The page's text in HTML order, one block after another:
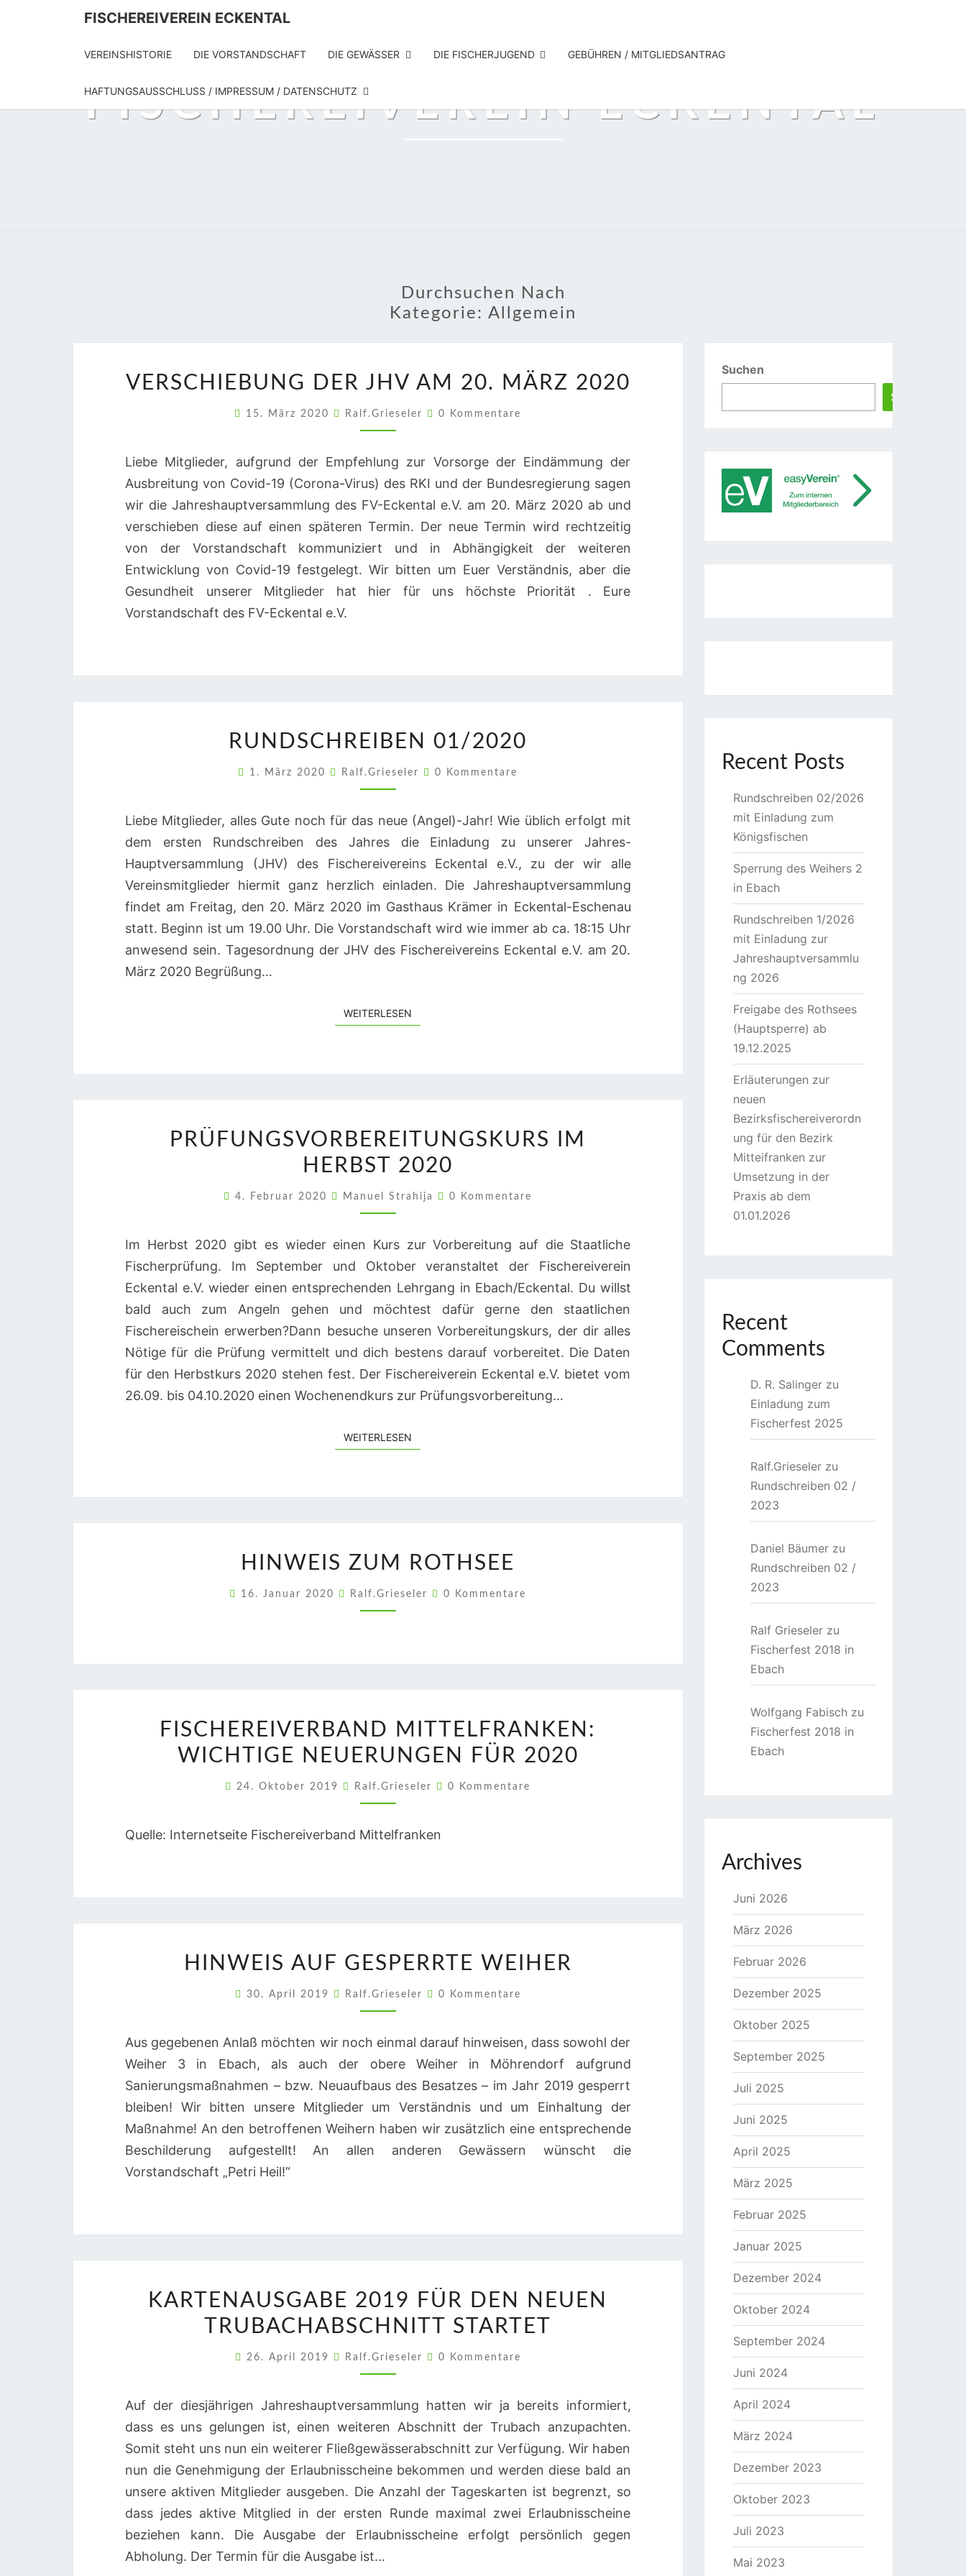
FISCHEREIVEREIN ECKENTAL
VEREINSHISTORIE DIE VORSTANDSCHAFT DIE GEWÄSSER DIE FISCHERJUGEND GEBÜHREN / MITGLIEDSANTRAG
HAFTUNGSAUSSCHLUSS / IMPRESSUM / DATENSCHUTZ
FISCHEREIVEREIN ECKENTAL
Durchsuchen Nach
Kategorie: Allgemein
DER
JHV
AM
MÄRZ
VERSCHIEBUNG DER JHV AM 20. MÄRZ 2020
15. März 2020 Ralf.Grieseler Kommentare
0 Kommentare
Liebe Mitglieder, aufgrund der Empfehlung zur Vorsorge der Eindämmung der
Ausbreitung von Covid-19 (Corona-Virus) des RKI und der Bundesregierung sagen
wir die Jahreshauptversammlung des FV-Eckental e.V. am 20. März 2020 ab und
verschieben diese auf einen späteren Termin. Der neue Termin wird rechtzeitig
von der Vorstandschaft kommuniziert und in Abhängigkeit der weiteren
Entwicklung von Covid-19 festgelegt. Wir bitten um Euer Verständnis, aber die
Gesundheit unserer Mitglieder hat hier für uns höchste Priorität . Eure
Vorstandschaft des FV-Eckental e.V.
01/2020
RUNDSCHREIBEN 01/2020
1. März 2020 Ralf.Grieseler Kommentare
0 Kommentare
Liebe Mitglieder, alles Gute noch für das neue (Angel)-Jahr! Wie üblich erfolgt mit
dem ersten Rundschreiben des Jahres die Einladung zu unserer Jahres-
Hauptversammlung (JHV) des Fischereivereins Eckental e.V., zu der wir alle
Vereinsmitglieder hiermit ganz herzlich einladen. Die Jahreshauptversammlung
findet am Freitag, den 20. März 2020 im Gasthaus Krämer in Eckental-Eschenau
statt. Beginn ist um 19.00 Uhr. Die Vorstandschaft wird wie immer ab ca. 18:15 Uhr
anwesend sein. Tagesordnung der JHV des Fischereivereins Eckental e.V. am 20.
März 2020 Begrüßung…
WEITERLESEN
IM
HERBST
PRÜFUNGSVORBEREITUNGSKURS IM
HERBST 2020
4. Februar 2020 Manuel Strahija Kommentare
0 Kommentare
Im Herbst 2020 gibt es wieder einen Kurs zur Vorbereitung auf die Staatliche
Fischerprüfung. Im September und Oktober veranstaltet der Fischereiverein
Eckental e.V. wieder einen entsprechenden Lehrgang in Ebach/Eckental. Du willst
bald auch zum Angeln gehen und möchtest dafür gerne den staatlichen
Fischereischein erwerben?Dann besuche unseren Vorbereitungskurs, der dir alles
Nötige für die Prüfung vermittelt und dich bestens darauf vorbereitet. Die Daten
für den Herbstkurs 2020 stehen fest. Der Fischereiverein Eckental e.V. bietet vom
26.09. bis 04.10.2020 einen Wochenendkurs zur Prüfungsvorbereitung…
WEITERLESEN
ZUM
ROTHSEE
HINWEIS ZUM ROTHSEE
16. Januar 2020 Ralf.Grieseler Kommentare
0 Kommentare
MITTELFRANKEN:
WICHTIGE
FISCHEREIVERBAND MITTELFRANKEN:
WICHTIGE NEUERUNGEN FÜR 2020
24. Oktober 2019 Ralf.Grieseler Kommentare
0 Kommentare
Quelle: Internetseite Fischereiverband Mittelfranken
AUF
GESPERRTE
WEIHER
HINWEIS AUF GESPERRTE WEIHER
30. April 2019 Ralf.Grieseler Kommentare
0 Kommentare
Aus gegebenen Anlaß möchten wir noch einmal darauf hinweisen, dass sowohl der
Weiher 3 in Ebach, als auch der obere Weiher in Möhrendorf aufgrund
Sanierungsmaßnahmen – bzw. Neuaufbaus des Besatzes – im Jahr 2019 gesperrt
bleiben! Wir bitten unsere Mitglieder um Verständnis und um Einhaltung der
Maßnahme! An den betroffenen Weihern haben wir zusätzlich eine entsprechende
Beschilderung aufgestellt! An allen anderen Gewässern wünscht die
Vorstandschaft „Petri Heil!“
2019
FÜR
STARTET
KARTENAUSGABE 2019 FÜR DEN NEUEN
TRUBACHABSCHNITT STARTET
26. April 2019 Ralf.Grieseler Kommentare
0 Kommentare
Auf der diesjährigen Jahreshauptversammlung hatten wir ja bereits informiert,
dass es uns gelungen ist, einen weiteren Abschnitt der Trubach anzupachten.
Somit steht uns nun ein weiterer Fließgewässerabschnitt zur Verfügung. Wir haben
nun die Genehmigung der Erlaubnisscheine bekommen und werden diese bald an
unsere aktiven Mitglieder ausgeben. Die Anzahl der Tageskarten ist begrenzt, so
dass jedes aktive Mitglied in der ersten Runde maximal zwei Erlaubnisscheine
beziehen kann. Die Ausgabe der Erlaubnisscheine erfolgt persönlich gegen
Abholung. Der Termin für die Ausgabe ist…
Suchen
Suchen
Recent Posts
Rundschreiben 02/2026
mit Einladung zum
Königsfischen
Sperrung des Weihers 2
in Ebach
Rundschreiben 1/2026
mit Einladung zur
Jahreshauptversammlu
ng 2026
Freigabe des Rothsees
(Hauptsperre) ab
19.12.2025
Erläuterungen zur
neuen
Bezirksfischereiverordn
ung für den Bezirk
Mitteifranken zur
Umsetzung in der
Praxis ab dem
01.01.2026
Recent
Comments
D. R. Salingerzu
Einladung zum
Fischerfest 2025
Ralf.Grieselerzu
Rundschreiben 02 /
2023
Daniel Bäumerzu
Rundschreiben 02 /
2023
Ralf Grieselerzu
Fischerfest 2018 in
Ebach
Wolfgang Fabischzu
Fischerfest 2018 in
Ebach
Archives
Juni 2026
März 2026
Februar 2026
Dezember 2025
Oktober 2025
September 2025
Juli 2025
Juni 2025
April 2025
März 2025
Februar 2025
Januar 2025
Dezember 2024
Oktober 2024
September 2024
Juni 2024
April 2024
März 2024
Dezember 2023
Oktober 2023
Juli 2023
Mai 2023